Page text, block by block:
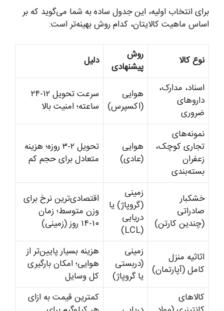
برای انتخاب اولیه، این جدول ساده به شما می‌گوید که بر
اساس ماهیت کالایتان، کدام روش بهینه‌تر است:
نوع کالا
روش
پیشنهادی
دلیل
اسناد، مدارک،
داروهای
ضروری
هوایی
(اکسپرس)
سرعت تحویل ۱۲-۲۴
ساعته؛ امنیت بالا
نمونه‌های
تجاری کوچک،
زعفران
بسته‌بندی
هوایی
(عادی)
تحویل ۲-۳ روزه؛ هزینه
متعادل برای حجم کم
خشکبار
صادراتی
(چندین کارتن)
زمینی
(گروپاژ) یا
دریایی
(LCL)
اقتصادی‌ترین نرخ برای
وزن متوسط؛ زمان
۱۰-۱۴ روز (زمینی)
اثاثیه منزل
کامل (آپارتمان)
زمینی
(دربستی
یا گروپاژ)
هزینه بسیار پایین‌تر از
هوایی؛ امکان بارگیری
کل وسایل
کالاهای
کمترین قیمت به ازای